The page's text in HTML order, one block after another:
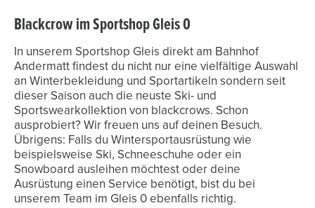
Blackcrow im Sportshop Gleis 0
In unserem Sportshop Gleis direkt am Bahnhof
Andermatt findest du nicht nur eine vielfältige Auswahl
an Winterbekleidung und Sportartikeln sondern seit
dieser Saison auch die neuste Ski- und
Sportswearkollektion von blackcrows. Schon
ausprobiert? Wir freuen uns auf deinen Besuch.
Übrigens: Falls du Wintersportausrüstung wie
beispielsweise Ski, Schneeschuhe oder ein
Snowboard ausleihen möchtest oder deine
Ausrüstung einen Service benötigt, bist du bei
unserem Team im Gleis 0 ebenfalls richtig.